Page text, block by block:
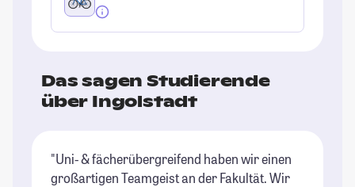
Das sagen Studierende
über Ingolstadt
"Uni- & fächerübergreifend haben wir einen
großartigen Teamgeist an der Fakultät. Wir